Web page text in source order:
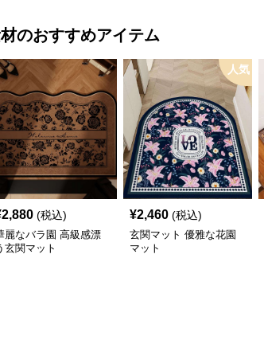
のおすすめアイテム
2,880 (税込)
麗なバラ園 高級感漂
玄関マット
人気
¥2,460 (税込)
玄関マット 優雅な花園
マット